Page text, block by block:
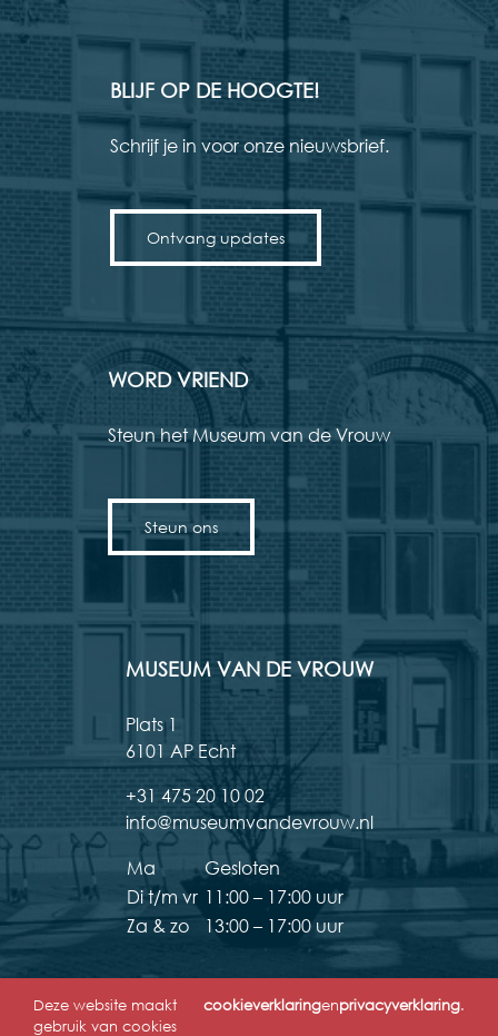
BLIJF OP DE HOOGTE!
Schrijf je in voor onze nieuwsbrief.
Ontvang updates
WORD VRIEND
Steun het Museum van de Vrouw
Steun ons
MUSEUM VAN DE VROUW
Plats 1
6101 AP Echt
+31 475 20 10 02
info@museumvandevrouw.nl
Ma
Gesloten
Di t/m vr 11:00 – 17:00 uur
Za & zo
13:00 – 17:00 uur
Deze website maakt
gebruik van cookies
cookieverklaringenprivacyverklaring.